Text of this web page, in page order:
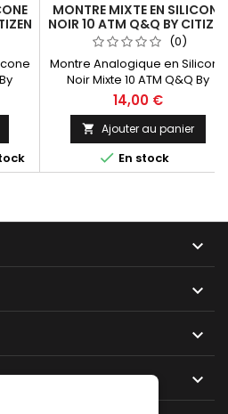
au
In
MONTRE MIXTE EN SILICONE
NOIR 10 ATM Q&Q BY CITIZEN
VQ50J004-236
(0)
Montre Analogique en Silicone
Noir Mixte 10 ATM Q&Q By
Citizen VQ50J004Fabrication
au Japon. Silicone Women's
Watch Black Analogue 10 ATM
Q&Q By
Citizen VQ50J004Fabrication In
Japan
14,00 €
 Ajouter au panier
 En stock



